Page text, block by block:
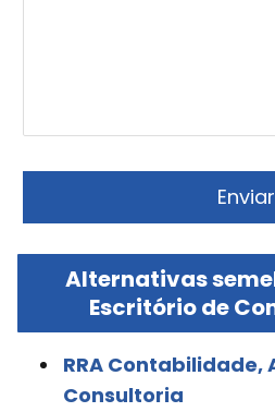
Alternativas
Escritório de
RRA Contabilidade,
Consultoria